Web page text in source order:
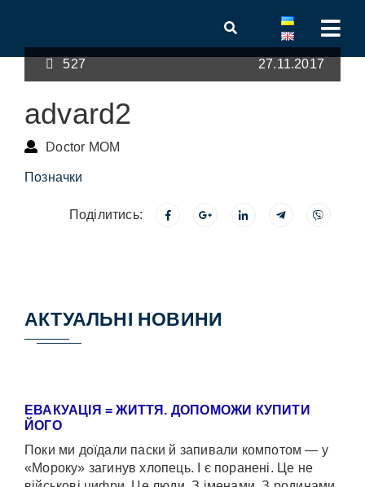
527 27.11.2017
advard2
Doctor MOM
Позначки
Поділитись:
АКТУАЛЬНІ НОВИНИ
ЕВАКУАЦІЯ = ЖИТТЯ. ДОПОМОЖИ КУПИТИ
ЙОГО
Поки ми доїдали паски й запивали компотом — у
«Мороку» загинув хлопець. І є поранені. Це не